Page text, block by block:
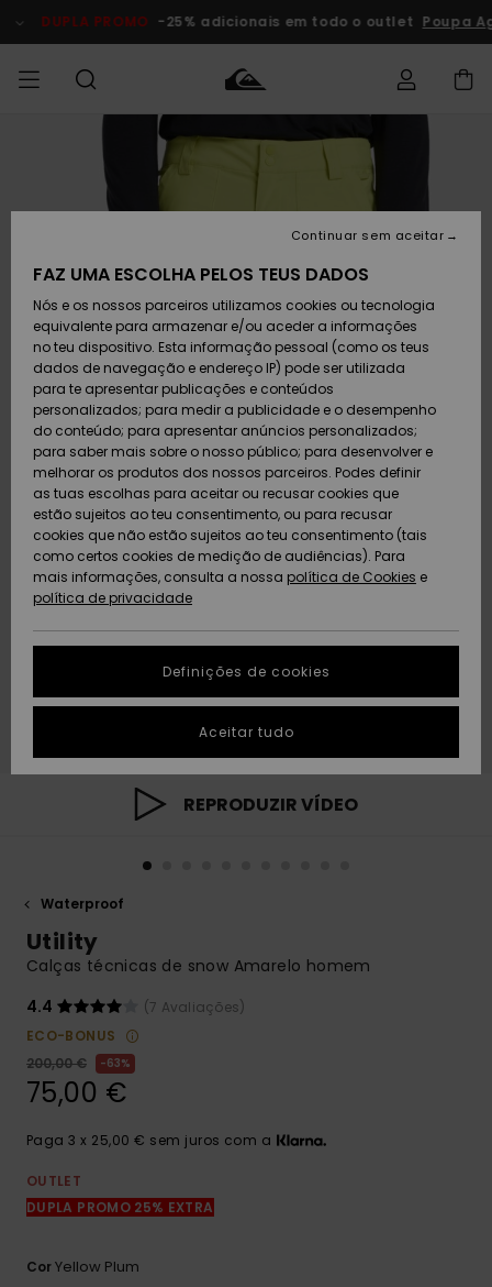
do
DUPLA PROMO -25% adicionais em todo o outlet Poupa
Calçado e
chinelos
Surfe/água
Snow
Artigos
recém-
chegados
Coleções
MENINO
Calçado e
chinelos
Surfe/água
Neve
Artigos
recém-
chegados
Highlights
MULHER
chegados
Highlights
Snow
SURF
Crianças
Highlights
Community
SNOW
Artigos
Criança
Snow Shop
Feminino
Highlights
Community
DUPLA
PROMO
Criança
Outlet
Mulher
AJUDA
Acede à tua
Devoluções
Pagamento
Cartão
presente
Quiksilver
Freedom
Protecção de
dados
Guia de
tamanhos
conversa para
obteres a
resposta mais
rápida à tua
pergunta.
perguntas
frequentes e o
SUSTAINABILITY
PRESENTE
REPRODUZIR VÍDEO
Waterproof
Utility
Calças técnicas de snow Amarelo homem
4.4
(7 Avaliações)
ECO-BONUS
200,00 €
63%
75,00 €
Paga 3 x 25,00 € sem juros com a
OUTLET
DUPLA PROMO 25% EXTRA
CorYellow Plum
FAZ UMA ESCOLHA PELOS TEUS DADOS
Nós e os nossos parceiros utilizamos cookies ou tecnologia
equivalente para armazenar e/ou aceder a informações
no teu dispositivo. Esta informação pessoal (como os teus
dados de navegação e endereço IP) pode ser utilizada
para te apresentar publicações e conteúdos
personalizados; para medir a publicidade e o desempenho
do conteúdo; para apresentar anúncios personalizados;
para saber mais sobre o nosso público; para desenvolver e
melhorar os produtos dos nossos parceiros. Podes definir
as tuas escolhas para aceitar ou recusar cookies que
estão sujeitos ao teu consentimento, ou para recusar
cookies que não estão sujeitos ao teu consentimento (tais
como certos cookies de medição de audiências). Para
mais informações, consulta a nossa política de Cookies e
política de privacidade
Definições de cookies
Continuar sem aceitar
Aceitar tudo